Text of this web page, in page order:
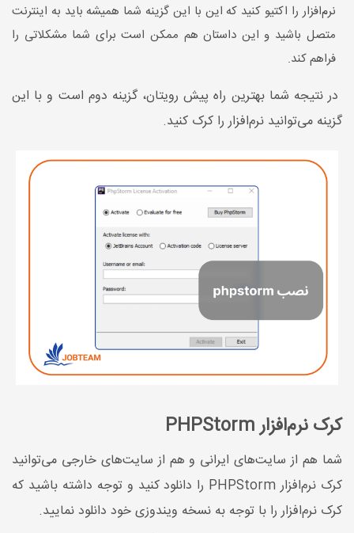
نرم‌افزار را اکتیو کنید که این با این گزینه شما همیشه باید به اینترنت
متصل باشید و این داستان هم ممکن است برای شما مشکلاتی را
فراهم کند.
در نتیجه شما بهترین راه پیش رویتان‌، گزینه دوم است و با این
گزینه می‌توانید نرم‌افزار را کرک کنید.
کرک نرم‌افزار PHPStorm
شما هم از سایت‌های ایرانی و هم از سایت‌های خارجی می‌توانید
کرک نرم‌افزار PHPStorm را دانلود کنید و توجه داشته باشید که
کرک نرم‌افزار را با توجه به نسخه ویندوزی خود دانلود نمایید.